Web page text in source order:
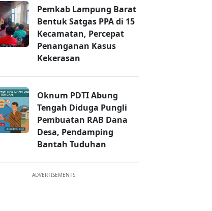
Pemkab Lampung Barat
Bentuk Satgas PPA di 15
Kecamatan, Percepat
Penanganan Kasus
Kekerasan
Oknum PDTI Abung
Tengah Diduga Pungli
Pembuatan RAB Dana
Desa, Pendamping
Bantah Tuduhan
ADVERTISEMENTS